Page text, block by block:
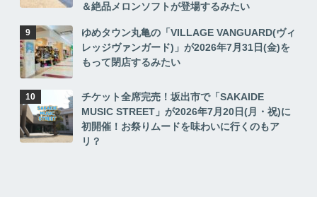
＆絶品メロンソフトが登場するみたい
ゆめタウン丸亀の「VILLAGE VANGUARD(ヴィ
レッジヴァンガード)」が2026年7月31日(金)を
もって閉店するみたい
チケット全席完売！坂出市で「SAKAIDE
MUSIC STREET」が2026年7月20日(月・祝)に
初開催！お祭りムードを味わいに行くのもア
リ？